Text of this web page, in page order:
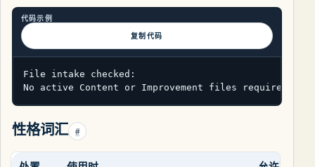
代码示例
复制代码
File intake checked:
No active Content or Improvement files require
性格词汇 #